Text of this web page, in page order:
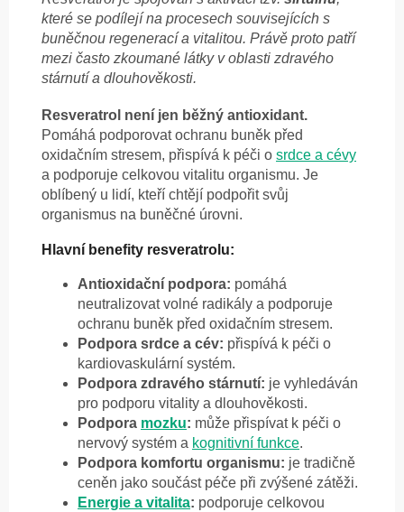
které se podílejí na procesech souvisejících s
buněčnou regenerací a vitalitou. Právě proto patří
mezi často zkoumané látky v oblasti zdravého
stárnutí a dlouhověkosti.
Resveratrol není jen běžný antioxidant.
Pomáhá podporovat ochranu buněk před
oxidačním stresem, přispívá k péči o srdce a cévy
a podporuje celkovou vitalitu organismu. Je
oblíbený u lidí, kteří chtějí podpořit svůj
organismus na buněčné úrovni.
Hlavní benefity resveratrolu:
Antioxidační podpora: pomáhá
neutralizovat volné radikály a podporuje
ochranu buněk před oxidačním stresem.
Podpora srdce a cév: přispívá k péči o
kardiovaskulární systém.
Podpora zdravého stárnutí: je vyhledáván
pro podporu vitality a dlouhověkosti.
Podpora mozku: může přispívat k péči o
nervový systém a kognitivní funkce.
Podpora komfortu organismu: je tradičně
ceněn jako součást péče při zvýšené zátěži.
Energie a vitalita: podporuje celkovou